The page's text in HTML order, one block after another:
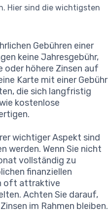
Hier sind die wichtigsten
Gebühren einer
keine Jahresgebühr,
höhere Zinsen auf
Karte mit einer Gebühr
die sich langfristig
kostenlose
wichtiger Aspekt sind
werden. Wenn Sie nicht
vollständig zu
finanziellen
oft attraktive
Achten Sie darauf,
im Rahmen bleiben.